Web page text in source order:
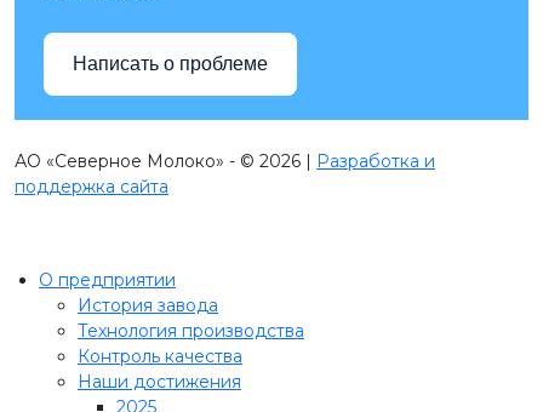
Написать о проблеме
АО «Северное Молоко» - © 2026 | Разработка и
поддержка сайта
О предприятии
История завода
Технология производства
Контроль качества
Наши достижения
2025